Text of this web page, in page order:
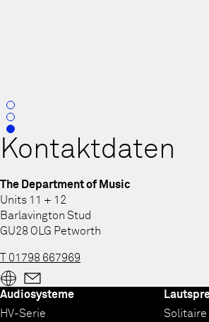
Kontaktdaten
The Department of Music
Units 11 + 12
Barlavington Stud
GU28 OLG Petworth
T 01798 667969
Audiosysteme
HV-Serie
Solitaire
0
1
2